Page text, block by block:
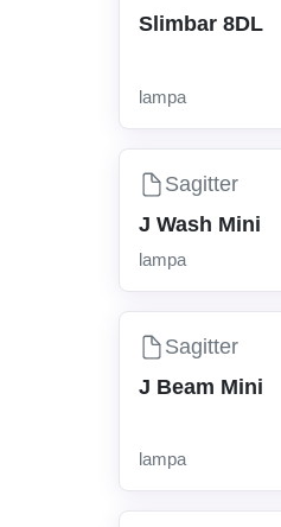
Slimbar 8DL
lampa
Sagitter
J Wash Mini
lampa
Sagitter
J Beam Mini
lampa